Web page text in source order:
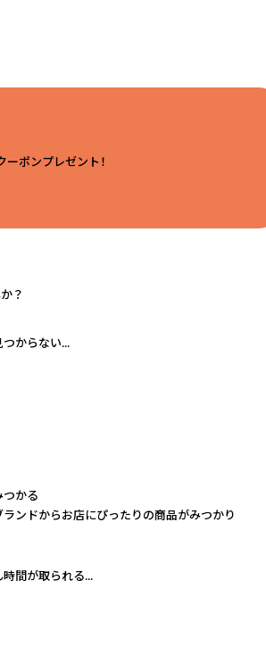
ポンプレゼント！
？
からない...
かる
ンドからお店にぴったりの商品がみつかり
間が取られる...